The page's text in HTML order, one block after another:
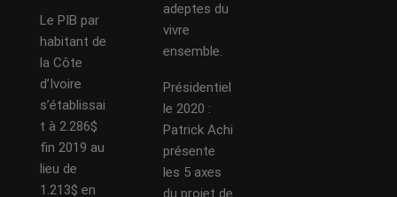
Le PIB par
habitant de
la Côte
d’Ivoire
s’établissai
t à 2.286$
fin 2019 au
lieu de
1.213$ en
adeptes du
vivre
ensemble.
Présidentiel
le 2020 :
Patrick Achi
présente
les 5 axes
du projet de